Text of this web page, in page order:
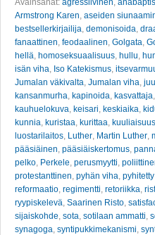
Avainsanat: agressiivinen,
Armstrong Karen, aseiden
bestsellerkirjailija, demonisoida,
fanaattinen, feodaalinen, Golgata,
hellä, homoseksuaalisuus, hullu,
isän viha, Iso Katekismus,
Jumalan väkivalta, Jumalan viha,
kansanmurha, kapinoida, kasvattaja,
kauhuelokuva, keisari, keskiaika,
kunnia, kuristaa, kurittaa, kuuliaisuus
luostarilaitos, Luther, Martin Luther,
pääsiäinen, pääsiäiskertomus,
pelko, Perkele, perusmyytti,
protestanttinen, pyhän viha,
reformaatio, regimentti, retoriikka,
ryypiskelevä, Saarinen Risto,
sijaiskohde, sota, sotilaan ammatti,
synagoga, syntipukkimekanismi,